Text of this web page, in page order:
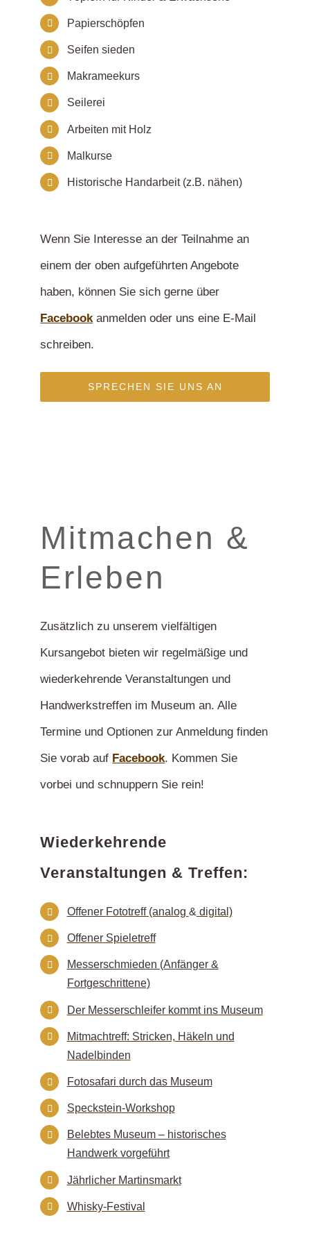
Papierschöpfen
Seifen sieden
Makrameekurs
Seilerei
Arbeiten mit Holz
Malkurse
Historische Handarbeit (z.B. nähen)
Wenn Sie Interesse an der Teilnahme an
einem der oben aufgeführten Angebote
haben, können Sie sich gerne über
Facebook anmelden oder uns eine E-Mail
schreiben.
SPRECHEN SIE UNS AN
Mitmachen &
Erleben
Zusätzlich zu unserem vielfältigen
Kursangebot bieten wir regelmäßige und
wiederkehrende Veranstaltungen und
Handwerkstreffen im Museum an.Alle
Termine und Optionen zur Anmeldung finden
Sie vorab auf Facebook. Kommen Sie
vorbei und schnuppern Sie rein!
Wiederkehrende
Veranstaltungen & Treffen:
Offener Fototreff (analog & digital)
OffenerSpieletreff
Messerschmieden (Anfänger &
Fortgeschrittene)
Der Messerschl eifer kommt ins Museum
Mitmachtreff: Stricken, Häkeln und
Nadelbinden
Fotosafari durch das Museum
Speckstein-Workshop
Belebtes Museum – historisches
Handwerk vorgeführt
Jährlicher Martinsmarkt
Whisky-Festival